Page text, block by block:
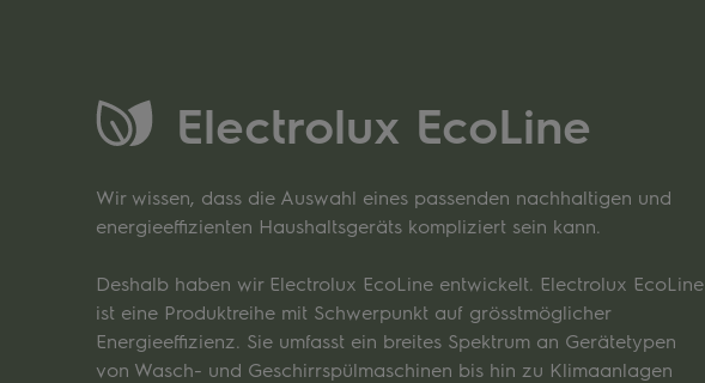
Electrolux EcoLine
Wir wissen, dass die Auswahl eines passenden nachhaltigen und
energieeffizienten Haushaltsgeräts kompliziert sein kann.
Deshalb haben wir Electrolux EcoLine entwickelt. Electrolux EcoLine
ist eine Produktreihe mit Schwerpunkt auf grösstmöglicher
Energieeffizienz. Sie umfasst ein breites Spektrum an Gerätetypen
von Wasch- und Geschirrspülmaschinen bis hin zu Klimaanlagen